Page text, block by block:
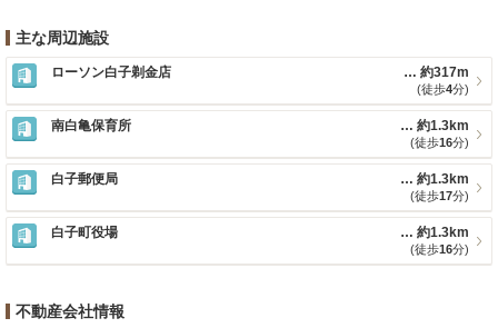
主な周辺施設
ローソン白子剃金店 約317m
(徒歩4分)
南白亀保育所 約1.3km
(徒歩16分)
白子郵便局 約1.3km
(徒歩17分)
白子町役場 約1.3km
(徒歩16分)
不動産会社情報